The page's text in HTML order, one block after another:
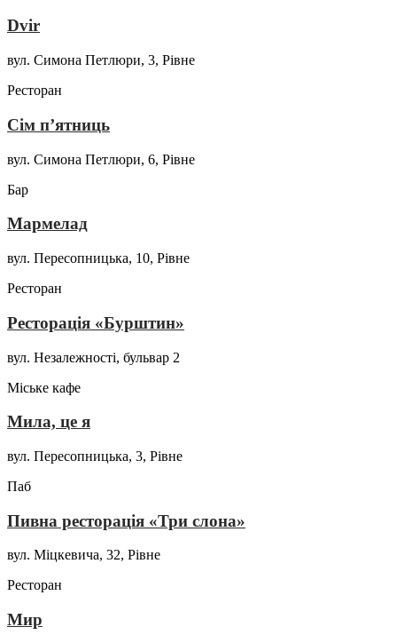
Dvir
вул. Симона Петлюри, 3, Рівне
Ресторан
Сім п’ятниць
вул. Симона Петлюри, 6, Рівне
Бар
Мармелад
вул. Пересопницька, 10, Рівне
Ресторан
Ресторація «Бурштин»
вул. Незалежності, бульвар 2
Міське кафе
Мила, це я
вул. Пересопницька, 3, Рівне
Паб
Пивна ресторація «Три слона»
вул. Міцкевича, 32, Рівне
Ресторан
Мир